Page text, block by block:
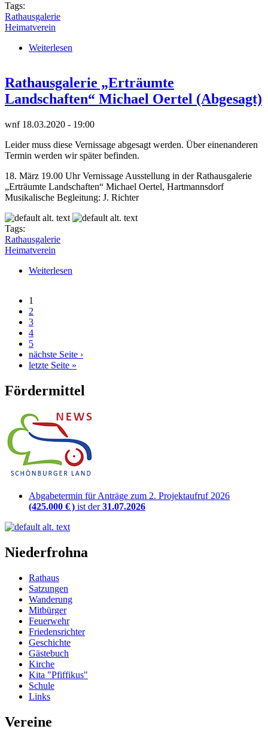
Tags:
Rathausgalerie
Heimatverein
Weiterlesen
Rathausgalerie „Erträumte
Landschaften“ Michael Oertel (Abgesagt)
wnf18.03.2020 - 19:00
Leider muss diese Vernissage abgesagt werden. Über einenanderen
Termin werden wir später befinden.
18. März 19.00 Uhr Vernissage Ausstellung in der Rathausgalerie
„Erträumte Landschaften“ Michael Oertel, Hartmannsdorf
Musikalische Begleitung: J. Richter
Tags:
Rathausgalerie
Heimatverein
Weiterlesen
Seiten
1
2
3
4
5
nächste Seite ›
letzte Seite »
Fördermittel
Abgabetermin für Anträge zum 2. Projektaufruf 2026
(425.000 € ) ist der31.07.2026
Niederfrohna
Rathaus
Satzungen
Wanderung
Mitbürger
Feuerwehr
Friedensrichter
Geschichte
Gästebuch
Kirche
Kita "Pfiffikus"
Schule
Links
Vereine